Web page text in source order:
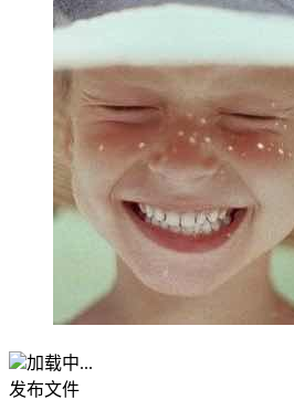
加载中...
发布文件